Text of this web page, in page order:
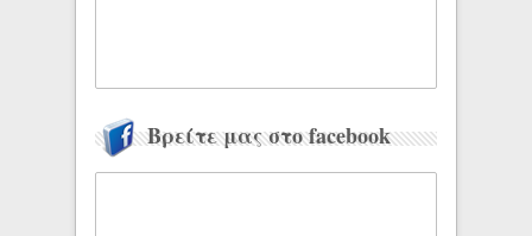
Βρείτε μας στο facebook